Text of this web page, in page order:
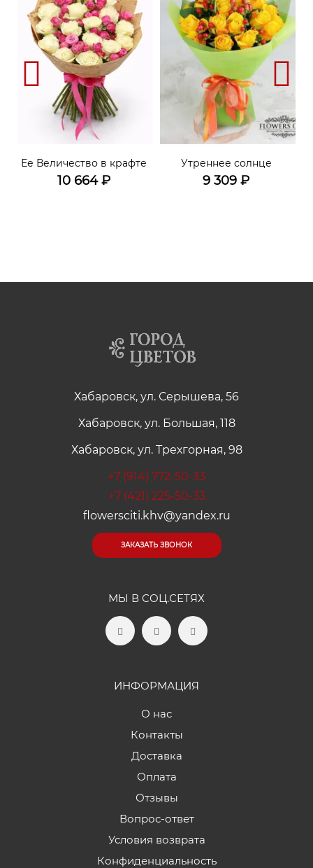
Ее Величество в крафте
10 664₽
Утреннее солнце
9 309 ₽
Хабаровск, ул. Серышева, 56
Хабаровск, ул. Большая, 118
Хабаровск, ул. Трехгорная, 98
+7 (914) 772-50-33
+7 (421) 225-50-33
flowersciti.khv@yandex.ru
ЗАКАЗАТЬ ЗВОНОК
МЫ В СОЦ.СЕТЯХ
ИНФОРМАЦИЯ
О нас
Контакты
Доставка
Оплата
Отзывы
Вопрос-ответ
Условия возврата
Конфиденциальность